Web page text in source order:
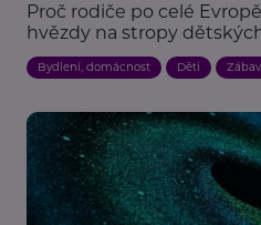
Proč rodiče po celé
hvězdy na stropy
Bydlení, domácnost Děti